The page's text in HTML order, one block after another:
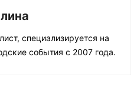
специализируется на
события с 2007 года.